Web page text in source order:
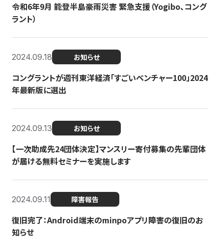
令和6年9月 能登半島豪雨災害 緊急支援（Yogibo、コング
ラント）
2024.09.18 お知らせ
コングラントが週刊東洋経済「すごいベンチャー100」2024
年最新版に選出
2024.09.13 お知らせ
【一次助成先24団体決定】マンスリー寄付募集の先輩団体
が届ける無料セミナーを実施します
2024.09.11 障害報告
復旧完了：Android端末のminpoアプリ障害の復旧のお
知らせ